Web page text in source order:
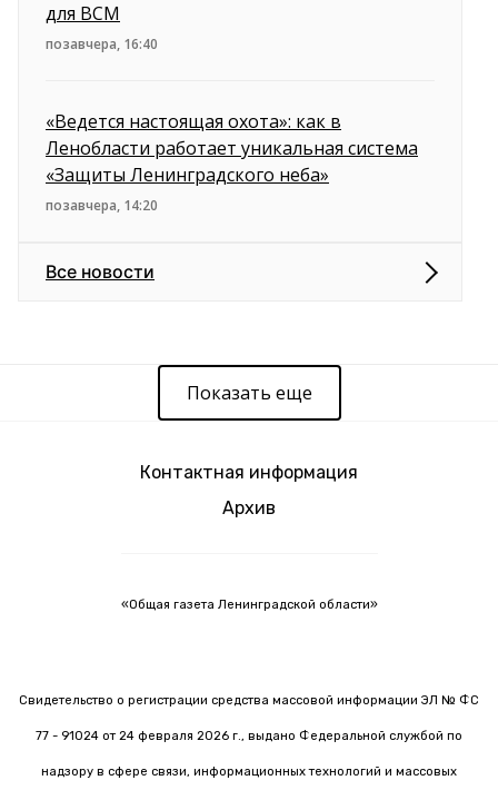
для ВСМ
позавчера, 16:40
«Ведется настоящая охота»: как в
Ленобласти работает уникальная система
«Защиты Ленинградского неба»
позавчера, 14:20
Все новости
Показать еще
Контактная информация
Архив
«Общая газета Ленинградской области»
Свидетельство о регистрации средства массовой информации ЭЛ № ФС
77 - 91024 от 24 февраля 2026 г., выдано Федеральной службой по
надзору в сфере связи, информационных технологий и массовых